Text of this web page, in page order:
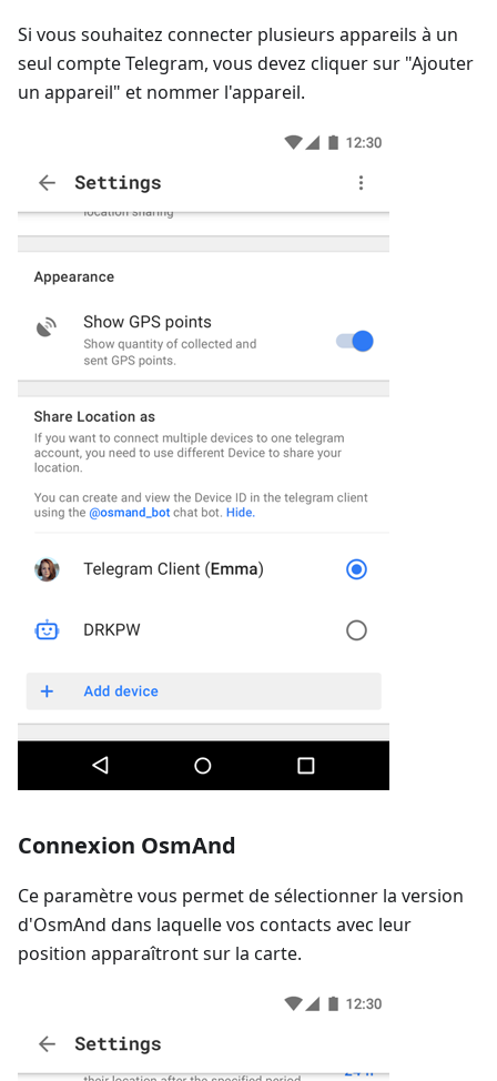
Si vous souhaitez connecter plusieurs appareils à un
seul compte Telegram, vous devez cliquer sur "Ajouter
un appareil" et nommer l'appareil.
Connexion OsmAnd
Ce paramètre vous permet de sélectionner la version
d'OsmAnd dans laquelle vos contacts avec leur
position apparaîtront sur la carte.